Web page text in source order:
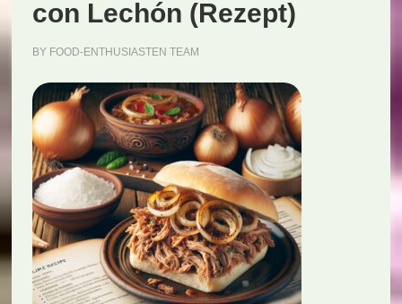
con Lechón (Rezept)
BY FOOD-ENTHUSIASTEN TEAM